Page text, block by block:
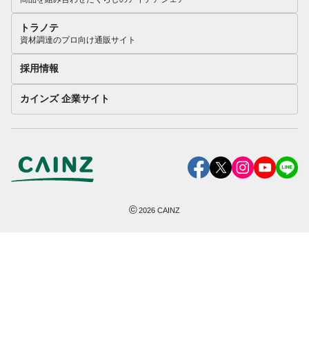
トラノテ
資材調達のプロ向け通販サイト
採用情報
カインズ 企業サイト
©2026 CAINZ